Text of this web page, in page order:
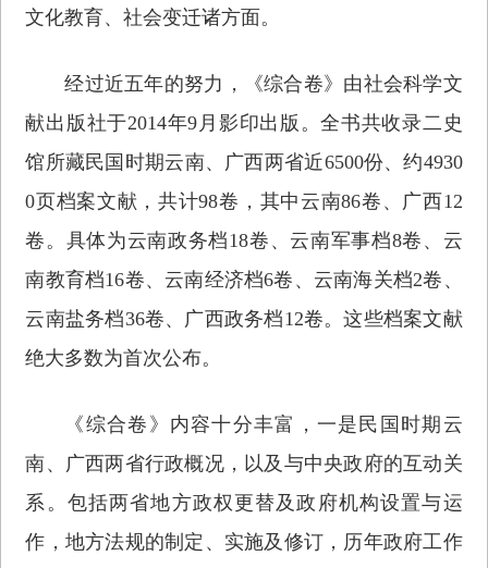
文化教育、社会变迁诸方面。
经过近五年的努力，《综合卷》由社会科学文
献出版社于2014年9月影印出版。全书共收录二史
馆所藏民国时期云南、广西两省近6500份、约4930
0页档案文献，共计98卷，其中云南86卷、广西12
卷。具体为云南政务档18卷、云南军事档8卷、云
南教育档16卷、云南经济档6卷、云南海关档2卷、
云南盐务档36卷、广西政务档12卷。这些档案文献
绝大多数为首次公布。
《综合卷》内容十分丰富，一是民国时期云
南、广西两省行政概况，以及与中央政府的互动关
系。包括两省地方政权更替及政府机构设置与运
作，地方法规的制定、实施及修订，历年政府工作